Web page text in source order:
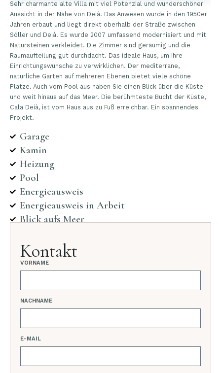
Sehr charmante alte Villa mit viel Potenzial und wunderschöner
Aussicht in der Nähe von Deiá. Das Anwesen wurde in den 1950er
Jahren erbaut und liegt direkt oberhalb der Straße zwischen
Sóller und Deià. Es wurde 2007 umfassend modernisiert und mit
Natursteinen verkleidet. Die Zimmer sind geräumig und die
Raumaufteilung gut durchdacht. Das ideale Haus, um Ihre
Einrichtungswünsche zu verwirklichen. Der mediterrane,
natürliche Garten auf mehreren Ebenen bietet viele schöne
Plätze. Auch vom Pool aus haben Sie einen Blick über die Küste
und weit hinaus auf das Meer. Die berühmteste Bucht der Küste,
Cala Deià, ist vom Haus aus zu Fuß erreichbar. Ein spannendes
Projekt.
Garage
Kamin
Heizung
Pool
Energieausweis
Energieausweis in Arbeit
Blick aufs Meer
Kontakt
VORNAME
NACHNAME
E-MAIL